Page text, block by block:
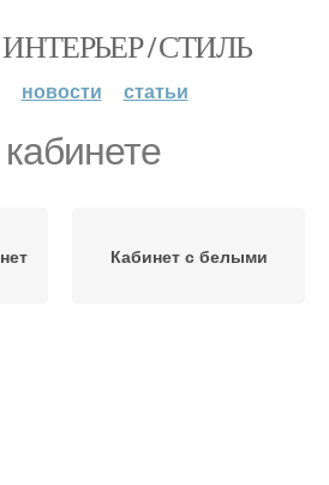
/ СТИЛЬ
новости статьи
Кабинет с белыми